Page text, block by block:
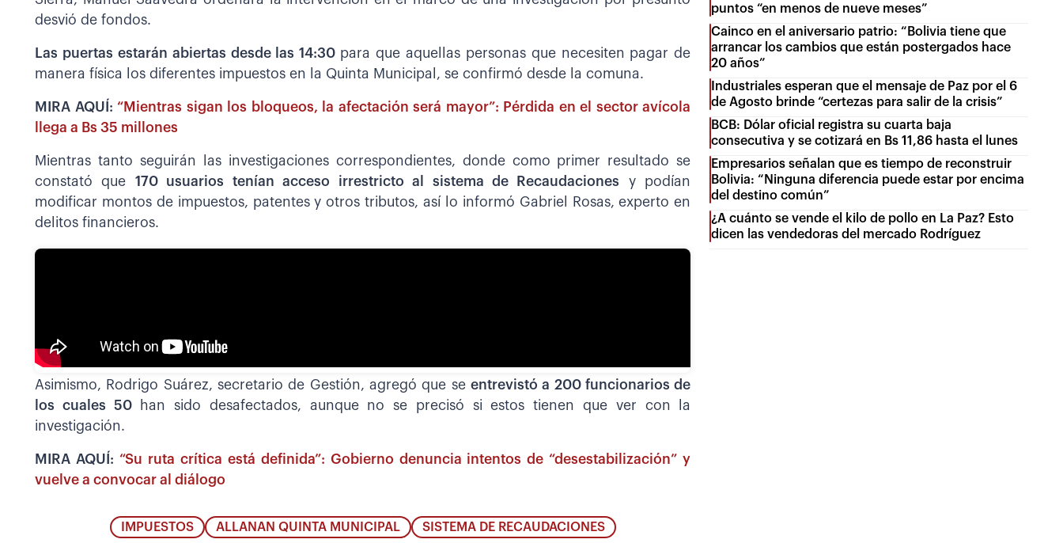
desvió de fondos.
Las puertas estarán abiertas desde las 14:30 para que aquellas personas que necesiten pagar de
manera física los diferentes impuestos en la Quinta Municipal, se confirmó desde la comuna.
MIRA AQUÍ: “Mientras sigan los bloqueos, la afectación será mayor”: Pérdida en el sector avícola
llega a Bs 35 millones
Mientras tanto seguirán las investigaciones correspondientes, donde como primer resultado se
constató que 170 usuarios tenían acceso irrestricto al sistema de Recaudaciones y podían
modificar montos de impuestos, patentes y otros tributos, así lo informó Gabriel Rosas, experto en
delitos financieros.
Asimismo, Rodrigo Suárez, secretario de Gestión, agregó que se entrevistó a 200 funcionarios de
los cuales 50han sido desafectados, aunque no se precisó si estos tienen que ver con la
investigación.
MIRA AQUÍ: “Su ruta crítica está definida”: Gobierno denuncia intentos de “desestabilización” y
vuelve a convocar al diálogo
IMPUESTOS ALLANAN QUINTA MUNICIPAL SISTEMA DE RECAUDACIONES
puntos “en menos de nueve meses”
Cainco en el aniversario patrio: “Bolivia tiene que
arrancar los cambios que están postergados hace
20 años”
Industriales esperan que el mensaje de Paz por el 6
de Agosto brinde “certezas para salir de la crisis”
BCB: Dólar oficial registra su cuarta baja
consecutiva y se cotizará en Bs 11,86 hasta el lunes
Empresarios señalan que es tiempo de reconstruir
Bolivia: “Ninguna diferencia puede estar por encima
del destino común”
¿A cuánto se vende el kilo de pollo en La Paz? Esto
dicen las vendedoras del mercado Rodríguez